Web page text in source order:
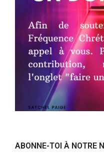
ABONNE-TOI À NOTRE